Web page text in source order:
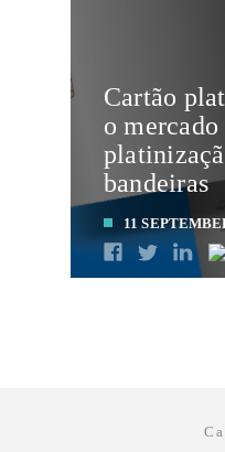
Cartão
o mercado
bandeiras
11